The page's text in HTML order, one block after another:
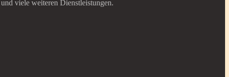
viele weiteren Dienstleistungen.